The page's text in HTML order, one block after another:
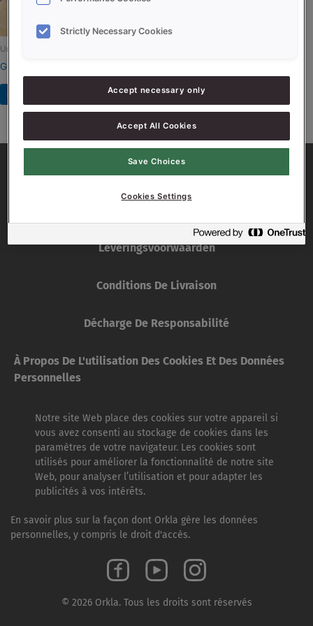
Uncategorized
GOLDWAX 400 RSPO-SG
Leveringsvoorwaarden
Conditions De Livraison
Décharge De Responsabilité
À Propos De L'utilisation Des Cookies Et Des Données
Personnelles
Notre site Web place des cookies sur votre appareil si
vous avez consenti au stockage de cookies dans les
paramètres de votre navigateur. Les cookies sont
utilisés pour améliorer la fonctionnalité de notre site
Web, pour analyser l’utilisation et pour adapter les
publicités à vos intérêts.
En savoir plus sur la façon dont Orkla gère les données
personnelles, y compris le droit d'accès.
© 2026 Orkla. Tous les droits sont réservés
Strictly Necessary Cookies
Accept necessary only
Accept All Cookies
Save Choices
Cookies Settings